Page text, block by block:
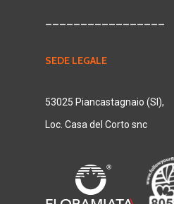
SEDE LEGALE
53025 Piancastagnaio (SI),
Loc. Casa del Corto snc